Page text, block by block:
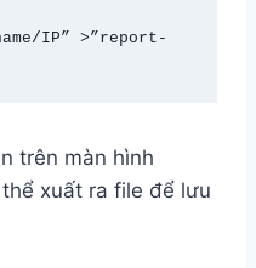
IP” >”report-
trên màn hình
xuất ra file để lưu